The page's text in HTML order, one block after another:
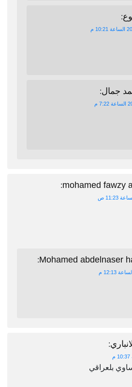
:
جمال:
mohamed fawzy
:
Mohamed abdelnaser
:
:
بلعراقي